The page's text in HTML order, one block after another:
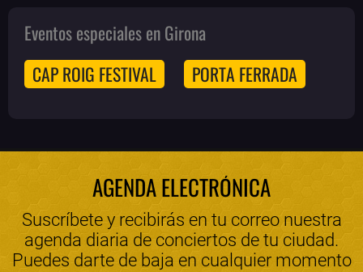
Eventos especiales en Girona
CAP ROIG FESTIVAL
PORTA FERRADA
AGENDA ELECTRÓNICA
Suscríbete y recibirás en tu correo nuestra
agenda diaria de conciertos de tu ciudad.
Puedes darte de baja en cualquier momento